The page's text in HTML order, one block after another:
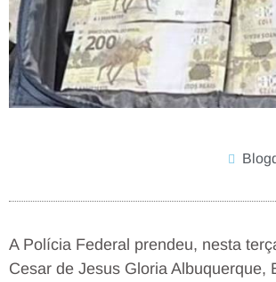
A Polícia Federal prendeu, nesta
Cesar de Jesus Gloria Albuquerque,